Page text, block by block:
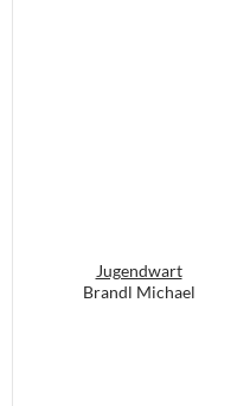
Jugendwart
Brandl Michael